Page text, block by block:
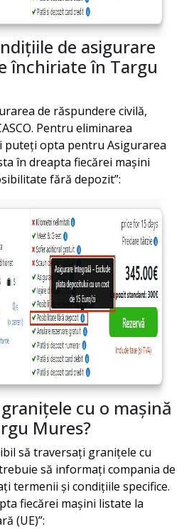
de asigurare
închiriate în Targu
de răspundere civilă,
Pentru eliminarea
puteți opta pentru Asigurarea
în dreapta fiecărei mașini
fără depozit”:
cu o mașină
Mures?
să traversați granițele cu
să informați compania de
termenii și condițiile specifice.
fiecărei mașini listate la
(UE)”: